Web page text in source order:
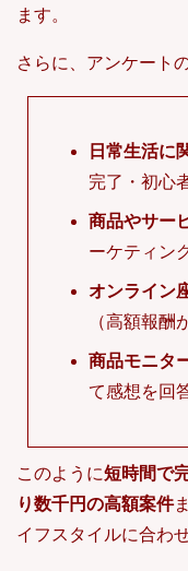
ます。
さらに、アンケート
日常生活に
完了・初心
商品やサー
ーケティン
オンライン
（高額報酬
商品モニタ
て感想を回
このように短時間で
り数千円の高額案件
イフスタイルに合わ